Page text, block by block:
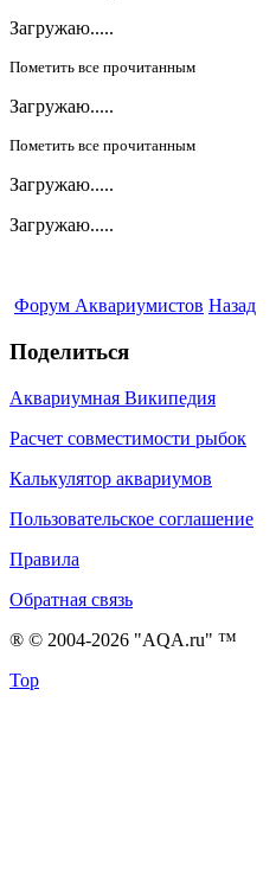
Загружаю.....
Пометить все прочитанным
Загружаю.....
Пометить все прочитанным
Загружаю.....
Загружаю.....
Форум Аквариумистов Назад
Поделиться
Аквариумная Википедия
Расчет совместимости рыбок
Калькулятор аквариумов
Пользовательское соглашение
Правила
Обратная связь
® © 2004-2026 "AQA.ru" ™
Top